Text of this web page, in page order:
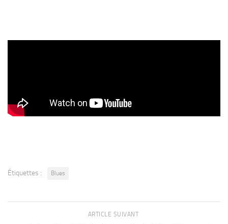
Étiquettes : Blues
ARTICLE SUIVANT